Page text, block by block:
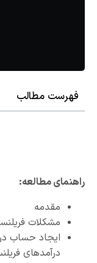
فهرست مطالب
راهنمای مطالعه:
مقدمه
مشکلات
ایجاد حساب
درآمدهای